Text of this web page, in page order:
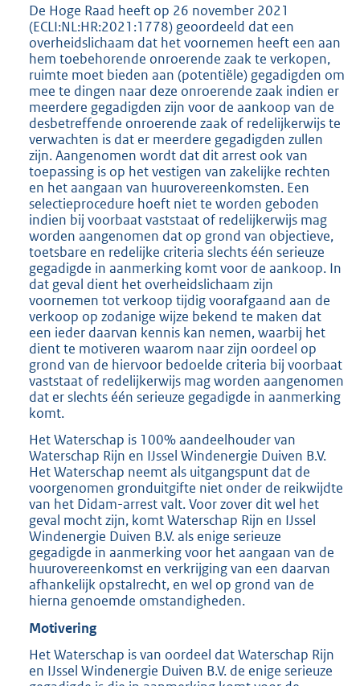
De Hoge Raad heeft op 26 november 2021
(ECLI:NL:HR:2021:1778) geoordeeld dat een
overheidslichaam dat het voornemen heeft een aan
hem toebehorende onroerende zaak te verkopen,
ruimte moet bieden aan (potentiële) gegadigden om
mee te dingen naar deze onroerende zaak indien er
meerdere gegadigden zijn voor de aankoop van de
desbetreffende onroerende zaak of redelijkerwijs te
verwachten is dat er meerdere gegadigden zullen
zijn. Aangenomen wordt dat dit arrest ook van
toepassing is op het vestigen van zakelijke rechten
en het aangaan van huurovereenkomsten. Een
selectieprocedure hoeft niet te worden geboden
indien bij voorbaat vaststaat of redelijkerwijs mag
worden aangenomen dat op grond van objectieve,
toetsbare en redelijke criteria slechts één serieuze
gegadigde in aanmerking komt voor de aankoop. In
dat geval dient het overheidslichaam zijn
voornemen tot verkoop tijdig voorafgaand aan de
verkoop op zodanige wijze bekend te maken dat
een ieder daarvan kennis kan nemen, waarbij het
dient te motiveren waarom naar zijn oordeel op
grond van de hiervoor bedoelde criteria bij voorbaat
vaststaat of redelijkerwijs mag worden aangenomen
dat er slechts één serieuze gegadigde in aanmerking
komt.
Het Waterschap is 100% aandeelhouder van
Waterschap Rijn en IJssel Windenergie Duiven B.V.
Het Waterschap neemt als uitgangspunt dat de
voorgenomen gronduitgifte niet onder de reikwijdte
van het Didam-arrest valt. Voor zover dit wel het
geval mocht zijn, komt Waterschap Rijn en IJssel
Windenergie Duiven B.V. als enige serieuze
gegadigde in aanmerking voor het aangaan van de
huurovereenkomst en verkrijging van een daarvan
afhankelijk opstalrecht, en wel op grond van de
hierna genoemde omstandigheden.
Motivering
Het Waterschap is van oordeel dat Waterschap Rijn
en IJssel Windenergie Duiven B.V. de enige serieuze